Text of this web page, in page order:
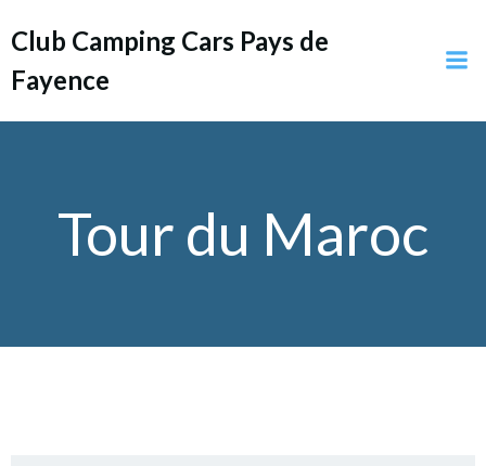
au
Club Camping Cars Pays de
Fayence
Tour du Maroc